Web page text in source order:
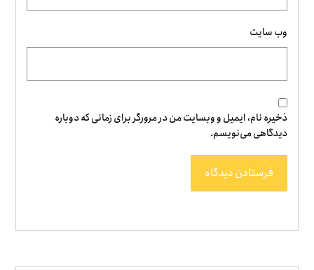
وب‌ سایت
ذخیره نام، ایمیل و وبسایت من در مرورگر برای زمانی که دوباره
دیدگاهی می‌نویسم.
فرستادن دیدگاه